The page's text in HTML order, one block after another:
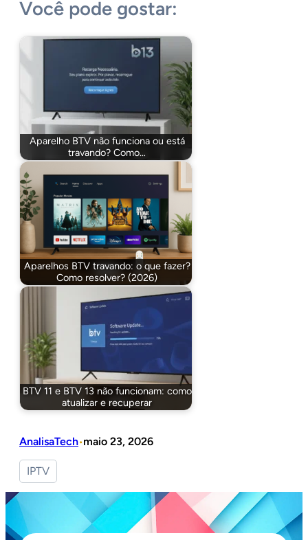
Você pode gostar:
Aparelho BTV não funciona ou está
travando? Como…
Aparelhos BTV travando: o que fazer?
Como resolver? (2026)
BTV 11 e BTV 13 não funcionam: como
atualizar e recuperar
AnalisaTech•maio 23, 2026
IPTV